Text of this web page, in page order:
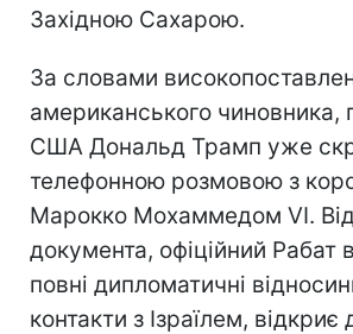
Західною Сахарою.
За словами
американського чиновника,
США Дональд Трамп уже
телефонною розмовою з
Марокко Мохаммедом VI.
документа, офіційний Рабат
повні дипломатичні
контакти з Ізраїлем, відкриє